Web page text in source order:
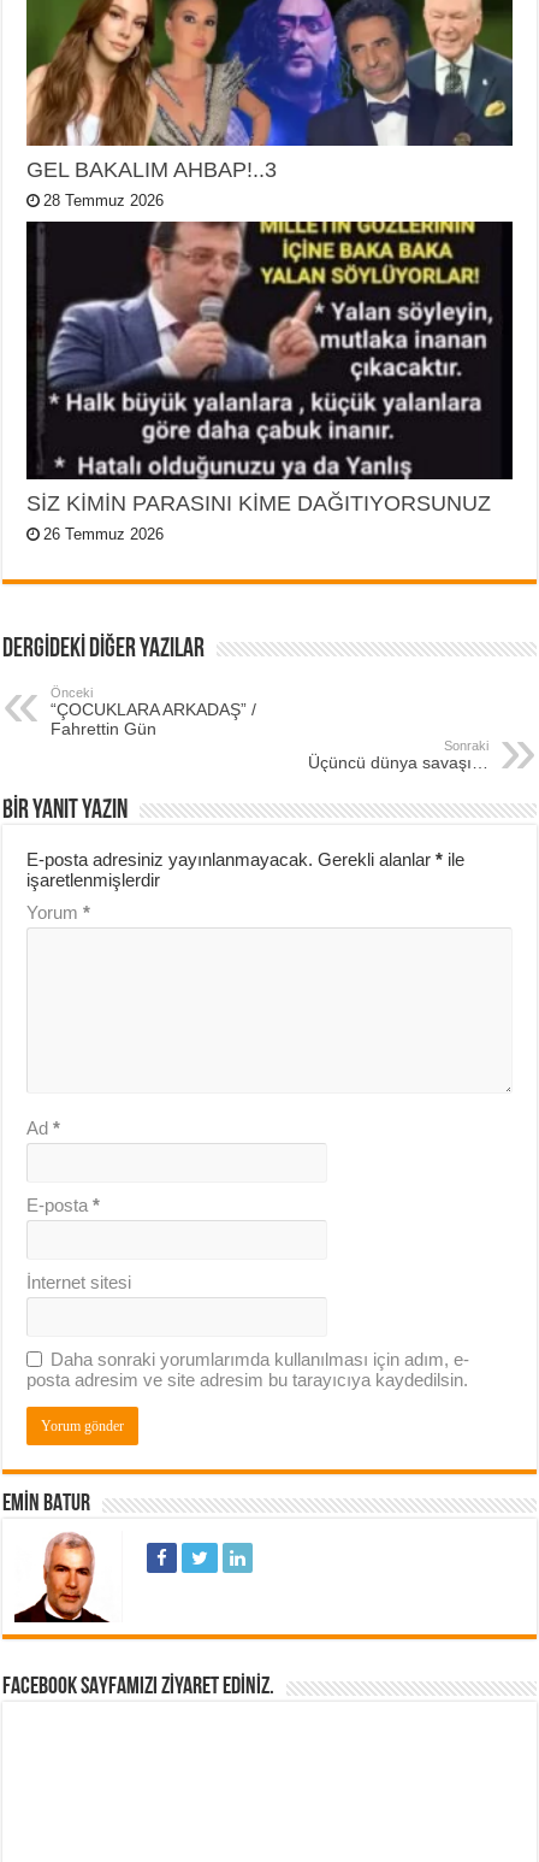
GEL BAKALIM AHBAP!..3
28 Temmuz 2026
SİZ KİMİN PARASINI KİME DAĞITIYORSUNUZ
26 Temmuz 2026
DERGİDEKİ DİĞER YAZILAR
Önceki
“ÇOCUKLARA ARKADAŞ” /
Fahrettin Gün
Sonraki
Üçüncü dünya savaşı…
BIR YANIT YAZIN
E-posta adresiniz yayınlanmayacak. Gerekli alanlar* ile
işaretlenmişlerdir
Yorum*
Ad*
E-posta*
İnternet sitesi
Daha sonraki yorumlarımda kullanılması için adım, e-
posta adresim ve site adresim bu tarayıcıya kaydedilsin.
EMIN BATUR
FACEBOOK SAYFAMIZI ZIYARET EDINIZ.